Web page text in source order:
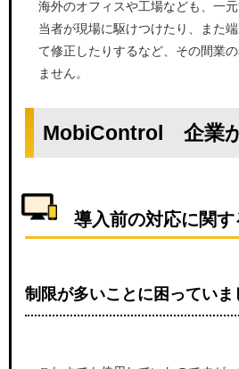
海外のオフィスや工場なども、一
当者が現場に駆けつけたり、また
て修正したりするなど、その間業
ません。
MobiControl 企業
導入前の対応に関す
制限が多いことに困っていま